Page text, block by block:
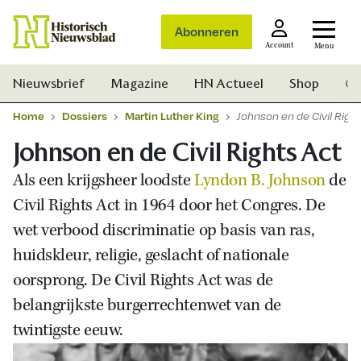
Abonneren
Account Menu
Zoek
Nieuwsbrief Magazine HN Actueel Shop
Home Dossiers Martin Luther King Johnson en de Civil
Johnson en de Civil Rights Act
Als een krijgsheer loodsteLyndon B. Johnsonde
Civil Rights Act in 1964 door het Congres. De
wet verbood discriminatie op basis van ras,
huidskleur, religie, geslacht of nationale
oorsprong. De Civil Rights Act was de
belangrijkste burgerrechtenwet van de
twintigste eeuw.